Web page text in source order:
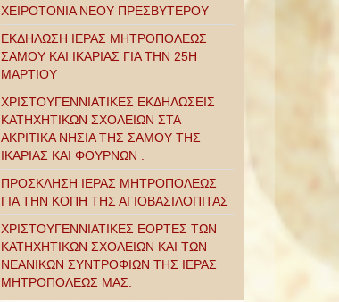
ΧΕΙΡΟΤΟΝΙΑ ΝΕΟΥ ΠΡΕΣΒΥΤΕΡΟΥ
ΕΚΔΗΛΩΣΗ ΙΕΡΑΣ ΜΗΤΡΟΠΟΛΕΩΣ
ΣΑΜΟΥ ΚΑΙ ΙΚΑΡΙΑΣ ΓΙΑ ΤΗΝ 25Η
ΜΑΡΤΙΟΥ
ΧΡΙΣΤΟΥΓΕΝΝΙΑΤΙΚΕΣ ΕΚΔΗΛΩΣΕΙΣ
ΚΑΤΗΧΗΤΙΚΩΝ ΣΧΟΛΕΙΩΝ ΣΤΑ
ΑΚΡΙΤΙΚΑ ΝΗΣΙΑ ΤΗΣ ΣΑΜΟΥ ΤΗΣ
ΙΚΑΡΙΑΣ ΚΑΙ ΦΟΥΡΝΩΝ .
ΠΡΟΣΚΛΗΣΗ ΙΕΡΑΣ ΜΗΤΡΟΠΟΛΕΩΣ
ΓΙΑ ΤΗΝ ΚΟΠΗ ΤΗΣ ΑΓΙΟΒΑΣΙΛΟΠΙΤΑΣ
ΧΡΙΣΤΟΥΓΕΝΝΙΑΤΙΚΕΣ ΕΟΡΤΕΣ ΤΩΝ
ΚΑΤΗΧΗΤΙΚΩΝ ΣΧΟΛΕΙΩΝ ΚΑΙ ΤΩΝ
ΝΕΑΝΙΚΩΝ ΣΥΝΤΡΟΦΙΩΝ ΤΗΣ ΙΕΡΑΣ
ΜΗΤΡΟΠΟΛΕΩΣ ΜΑΣ.